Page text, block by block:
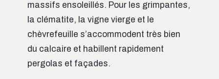
massifs ensoleillés. Pour les grimpantes,
la clématite, la vigne vierge et le
chèvrefeuille s’accommodent très bien
du calcaire et habillent rapidement
pergolas et façades.